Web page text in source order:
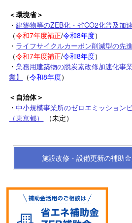
＜環境省＞
・建築物等のZEB化・省CO2化普及加
（令和7年度補正/令和8年度）
・ ライフサイクルカーボン削減型の先
（令和7年度補正/令和8年度）
・業務用建築物の脱炭素改修加速化事
業】
（令和8年度）
＜自治体＞
・中小規模事業所のゼロエミッション
（東京都）
（未定）
施設改修・設備更新の補助